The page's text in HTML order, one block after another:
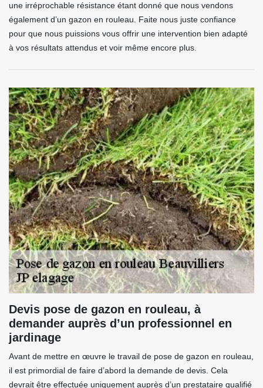
une irréprochable résistance étant donné que nous vendons
également d’un gazon en rouleau. Faite nous juste confiance
pour que nous puissions vous offrir une intervention bien adapté
à vos résultats attendus et voir même encore plus.
Devis pose de gazon en rouleau, à
demander auprès d’un professionnel en
jardinage
Avant de mettre en œuvre le travail de pose de gazon en rouleau,
il est primordial de faire d’abord la demande de devis. Cela
devrait être effectuée uniquement auprès d’un prestataire qualifié